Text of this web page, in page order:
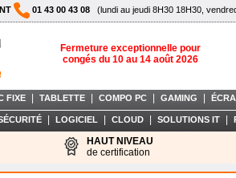
01 43 00 43 08 (lundi au jeudi 8H30 18H30,
Fermeture exceptionnelle pour
congés du 10 au 14 août 2026
FIXE TABLETTE COMPO PC GAMING
LOGICIEL CLOUD SOLUTIONS IT
HAUT NIVEAU
de certification